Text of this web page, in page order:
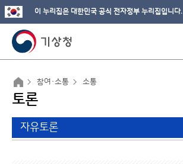
이 누리집은 대한민국 공식 전자정부 누리집입니다.
참여·소통 소통
토론
자유토론